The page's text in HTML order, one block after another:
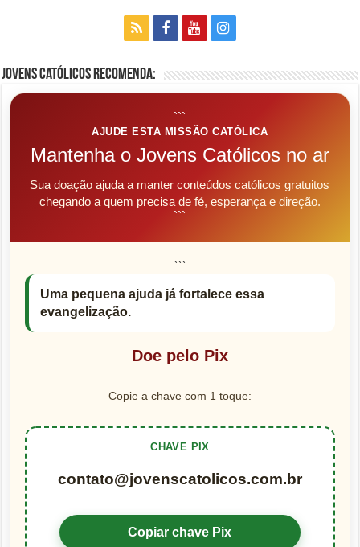
Jovens Católicos Recomenda:
```
AJUDE ESTA MISSÃO CATÓLICA
Mantenha o Jovens Católicos no ar
Sua doação ajuda a manter conteúdos católicos gratuitos
chegando a quem precisa de fé, esperança e direção.
```
```
Uma pequena ajuda já fortalece essa
evangelização.
Doe pelo Pix
Copie a chave com 1 toque:
CHAVE PIX
contato@jovenscatolicos.com.br
Copiar chave Pix